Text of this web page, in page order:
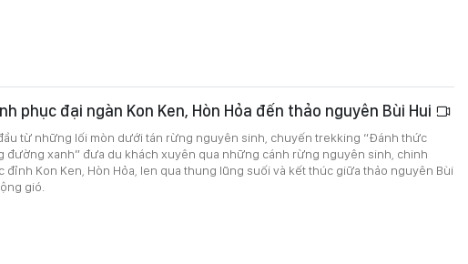
phục đại ngàn Kon Ken, Hòn Hỏa đến thảo nguyên Bùi Hui
từ những lối mòn dưới tán rừng nguyên sinh, chuyến trekking “Đánh thức
đường xanh” đưa du khách xuyên qua những cánh rừng nguyên sinh, chinh
đỉnh Kon Ken, Hòn Hỏa, len qua thung lũng suối và kết thúc giữa thảo nguyên Bùi
gió.